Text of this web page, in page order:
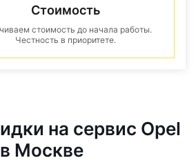
Стоимость
стоимость до начала работы.
Честность в приоритете.
на сервис Opel
в Москве